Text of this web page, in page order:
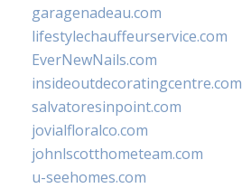
garagenadeau.com
lifestylechauffeurservice.com
EverNewNails.com
insideoutdecoratingcentre.com
salvatoresinpoint.com
jovialfloralco.com
johnlscotthometeam.com
u-seehomes.com